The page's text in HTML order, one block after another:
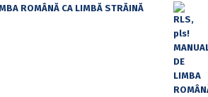
ROMÂNĂ CA LIMBĂ STRĂINĂ